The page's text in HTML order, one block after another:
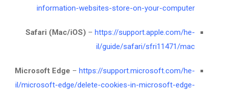
information-websites-store-on-your-computer
Safari (Mac/iOS) – https://support.apple.com/he-
il/guide/safari/sfri11471/mac
Microsoft Edge – https://support.microsoft.com/he-
il/microsoft-edge/delete-cookies-in-microsoft-edge-